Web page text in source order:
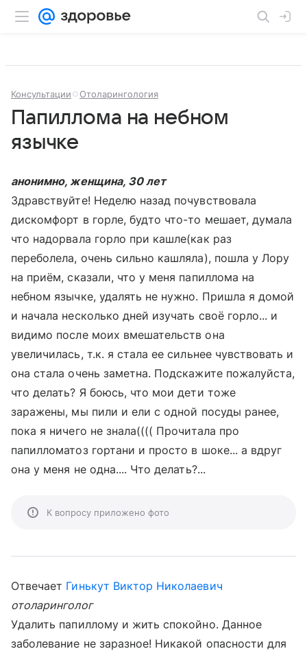
Консультации Отоларингология
Папиллома на небном
язычке
анонимно, женщина, 30 лет
Здравствуйте! Неделю назад почувствовала
дискомфорт в горле, будто что-то мешает, думала
что надорвала горло при кашле(как раз
переболела, очень сильно кашляла), пошла у Лору
на приём, сказали, что у меня папиллома на
небном язычке, удалять не нужно. Пришла я домой
и начала несколько дней изучать своё горло... и
видимо после моих вмешательств она
увеличилась, т.к. я стала ее сильнее чувствовать и
она стала очень заметна. Подскажите пожалуйста,
что делать? Я боюсь, что мои дети тоже
заражены, мы пили и ели с одной посуды ранее,
пока я ничего не знала(((( Прочитала про
папилломатоз гортани и просто в шоке... а вдруг
она у меня не одна.... Что делать?...
К вопросу приложено фото
Отвечает Гинькут Виктор Николаевич
отоларинголог
Удалить папиллому и жить спокойно. Данное
заболевание не заразное! Никакой опасности для